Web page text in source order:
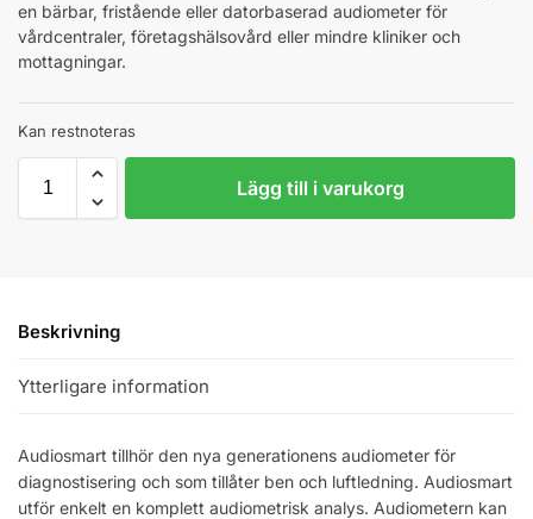
en bärbar, fristående eller datorbaserad audiometer för
vårdcentraler, företagshälsovård eller mindre kliniker och
mottagningar.
Kan restnoteras
Lägg till i varukorg
Beskrivning
Ytterligare information
Audiosmart tillhör den nya generationens audiometer för
diagnostisering och som tillåter ben och luftledning. Audiosmart
utför enkelt en komplett audiometrisk analys. Audiometern kan